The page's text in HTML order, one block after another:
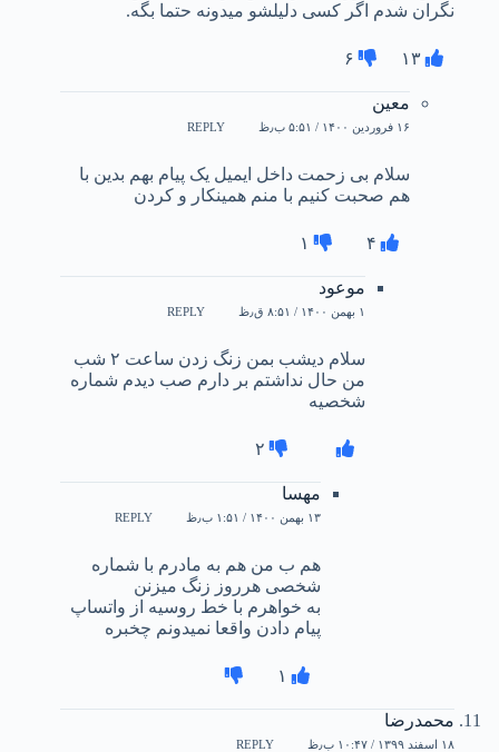
نگران شدم اگر کسی دلیلشو میدونه حتما بگه.
۱۳ ۶
معین
۱۶ فروردین ۱۴۰۰ / ۵:۵۱ ب٫ظ REPLY
سلام بی زحمت داخل ایمیل یک پیام بهم بدین با
هم صحبت کنیم با منم همینکار و کردن
۴ ۱
موعود
۱ بهمن ۱۴۰۰ / ۸:۵۱ ق٫ظ REPLY
سلام دیشب بمن زنگ زدن ساعت ۲ شب
من حال نداشتم بر دارم صب دیدم شماره
شخصیه
۲
مهسا
۱۳ بهمن ۱۴۰۰ / ۱:۵۱ ب٫ظ REPLY
هم ب من هم به مادرم با شماره
شخصی هرروز زنگ میزنن
به خواهرم با خط روسیه از واتساپ
پیام دادن واقعا نمیدونم چخبره
۱
محمدرضا
۱۸ اسفند ۱۳۹۹ / ۱۰:۴۷ ب٫ظ REPLY